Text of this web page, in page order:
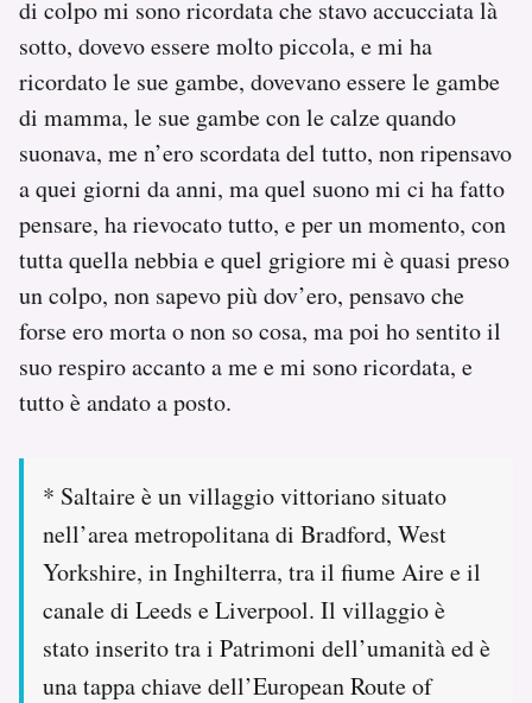
di colpo mi sono ricordata che stavo accucciata là
sotto, dovevo essere molto piccola, e mi ha
ricordato le sue gambe, dovevano essere le gambe
di mamma, le sue gambe con le calze quando
suonava, me n’ero scordata del tutto, non ripensavo
a quei giorni da anni, ma quel suono mi ci ha fatto
pensare, ha rievocato tutto, e per un momento, con
tutta quella nebbia e quel grigiore mi è quasi preso
un colpo, non sapevo più dov’ero, pensavo che
forse ero morta o non so cosa, ma poi ho sentito il
suo respiro accanto a me e mi sono ricordata, e
tutto è andato a posto.
* Saltaire è un villaggio vittoriano situato
nell’area metropolitana di Bradford, West
Yorkshire, in Inghilterra, tra il fiume Aire e il
canale di Leeds e Liverpool. Il villaggio è
stato inserito tra i Patrimoni dell’umanità ed è
una tappa chiave dell’European Route of